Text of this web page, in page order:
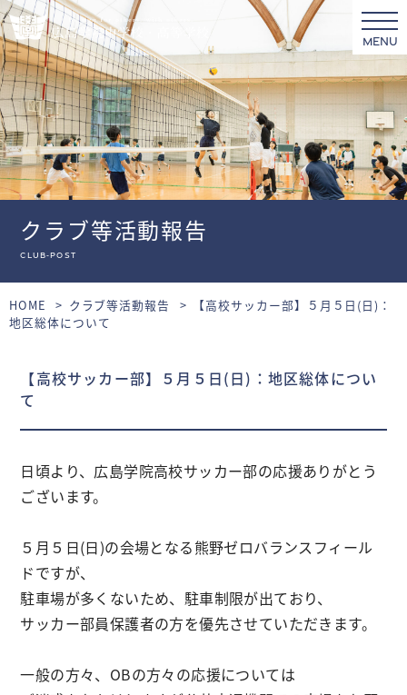
MENU
クラブ等活動報告
club-post
HOME クラブ等活動報告
【高校サッカー部】５月５日(日)：
地区総体について
【高校サッカー部】５月５日(日)：地区総体につい
て
日頃より、広島学院高校サッカー部の応援ありがとう
ございます。
５月５日(日)の会場となる熊野ゼロバランスフィール
ドですが、
駐車場が多くないため、駐車制限が出ており、
サッカー部員保護者の方を優先させていただきます。
一般の方々、OBの方々の応援については